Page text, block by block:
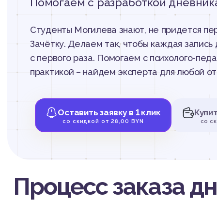
Студенты Могилева знают, не придется
Зачётку. Делаем так, чтобы каждая
с первого раза. Помогаем с психолого-
практикой – найдем эксперта для любой
Оставить заявку в 1 клик
со скидкой от 28,00 BYN со
Процесс заказа